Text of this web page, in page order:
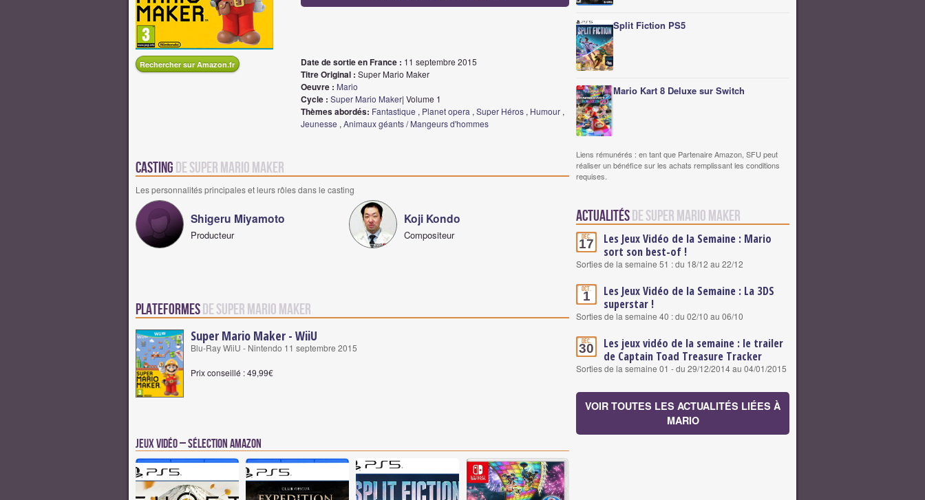
Rechercher sur Amazon.fr Date de sortie en France : 11 septembre 2015
Titre Original : Super Mario Maker
Oeuvre : Mario
Cycle : Super Mario Maker| Volume 1
Thèmes abordés: Fantastique , Planet opera , Super Héros , Humour ,
Jeunesse , Animaux géants / Mangeurs d'hommes
Casting de Super Mario Maker
Les personnalités principales et leurs rôles dans le casting
Shigeru Miyamoto
Producteur
Koji Kondo
Compositeur
Plateformesde Super Mario Maker
Super Mario Maker - WiiU
Blu-Ray WiiU - Nintendo 11 septembre 2015
Prix conseillé : 49,99€
Jeux vidéo – Sélection Amazon
Split Fiction PS5
Mario Kart 8 Deluxe sur Switch
Liens rémunérés : en tant que Partenaire Amazon, SFU peut
réaliser un bénéfice sur les achats remplissant les conditions
requises.
Actualitésde Super Mario Maker
Déc.
17
Les Jeux Vidéo de la Semaine : Mario
sort son best-of !
Sorties de la semaine 51 : du 18/12 au 22/12
Oct.
1
Les Jeux Vidéo de la Semaine : La 3DS
superstar !
Sorties de la semaine 40 : du 02/10 au 06/10
Déc.
30
Les jeux vidéo de la semaine : le trailer
de Captain Toad Treasure Tracker
Sorties de la semaine 01 - du 29/12/2014 au 04/01/2015
VOIR TOUTES LES ACTUALITÉS LIÉES À
MARIO